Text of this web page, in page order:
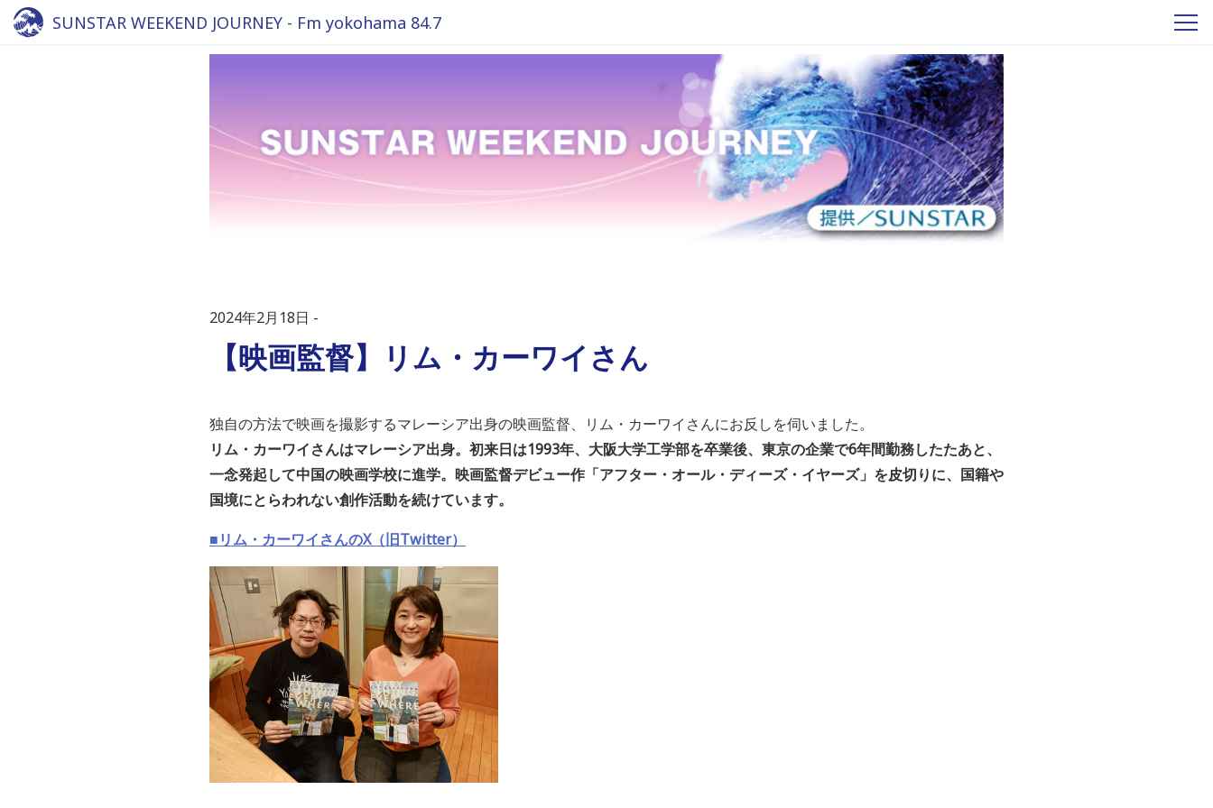
SUNSTAR WEEKEND JOURNEY - Fm yokohama 84.7
2024年2月18日
【映画監督】リム・カーワイさん
独自の方法で映画を撮影するマレーシア出身の映画監督、リム・カーワイさんにお反しを伺いました。
リム・カーワイさんはマレーシア出身。初来日は1993年、大阪大学工学部を卒業後、東京の企業で6年間勤務したたあと、
一念発起して中国の映画学校に進学。映画監督デビュー作「アフター・オール・ディーズ・イヤーズ」を皮切りに、国籍や
国境にとらわれない創作活動を続けています。
■リム・カーワイさんのX（旧Twitter）